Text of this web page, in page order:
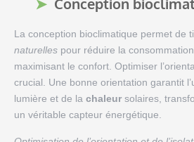
Conception
La conception bioclimatique permet de
naturelles pour réduire la
maximisant le confort. Optimiser
crucial. Une bonne orientation garantit
lumière et de la chaleur solaires,
un véritable capteur énergétique.